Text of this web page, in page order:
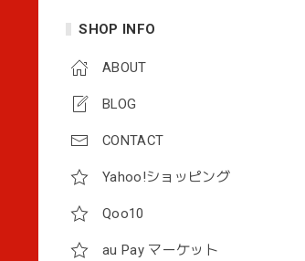
SHOP INFO
ABOUT
BLOG
CONTACT
Yahoo!ショッピング
Qoo10
au Pay マーケット